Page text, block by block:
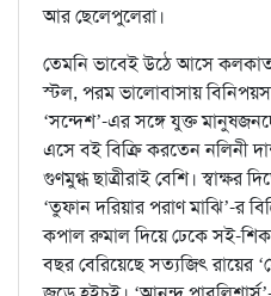
আর ছেলেপুলেরা।
তেমনি ভাবেই উঠে আসে
স্টল, পরম ভালোবাসায়
‘সন্দেশ’-এর সঙ্গে যুক্ত
এসে বই বিক্রি করতেন নলিনী
গুণমুগ্ধ ছাত্রীরাই বেশি। স্বাক্ষর
‘তুফান দরিয়ার পরাণ মাঝি’-র
কপাল রুমাল দিয়ে ঢেকে সই-
বছর বেরিয়েছে সত্যজিৎ রায়ের